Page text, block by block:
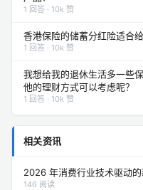
1 回答 · 10k 赞
香港保险的储蓄分红险适合
1 回答 · 10k 赞
我想给我的退休生活多一些
他的理财方式可以考虑呢？
1 回答 · 10k 赞
相关资讯
2026 年消费行业技术驱动
146 阅读